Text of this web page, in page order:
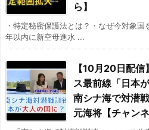
ら】
・特定秘密保護法とは？・なぜ今対象
年以内に新空母進水 ...
【10月20日配
ス最前線「日本
南シナ海で対潜
元海将【チャン